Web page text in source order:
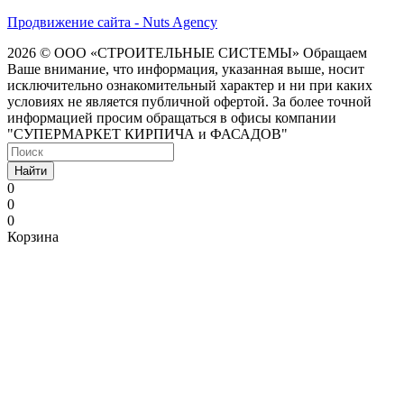
Продвижение сайта - Nuts Agency
2026 © ООО «СТРОИТЕЛЬНЫЕ СИСТЕМЫ» Обращаем
Ваше внимание, что информация, указанная выше, носит
исключительно ознакомительный характер и ни при каких
условиях не является публичной офертой. За более точной
информацией просим обращаться в офисы компании
"СУПЕРМАРКЕТ КИРПИЧА и ФАСАДОВ"
Найти
0
0
0
Корзина